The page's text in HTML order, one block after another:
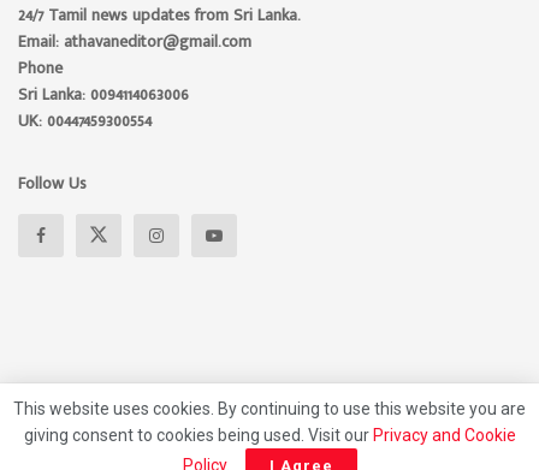
24/7 Tamil news updates from Sri Lanka.
Email: athavaneditor@gmail.com
Phone
Sri Lanka: 0094114063006
UK: 00447459300554
Follow Us
About Privacy Policy Contact Us
This website uses cookies. By continuing to use this website you are
giving consent to cookies being used. Visit our Privacy and Cookie
Policy. I Agree